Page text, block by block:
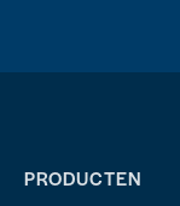
PRODUCTEN